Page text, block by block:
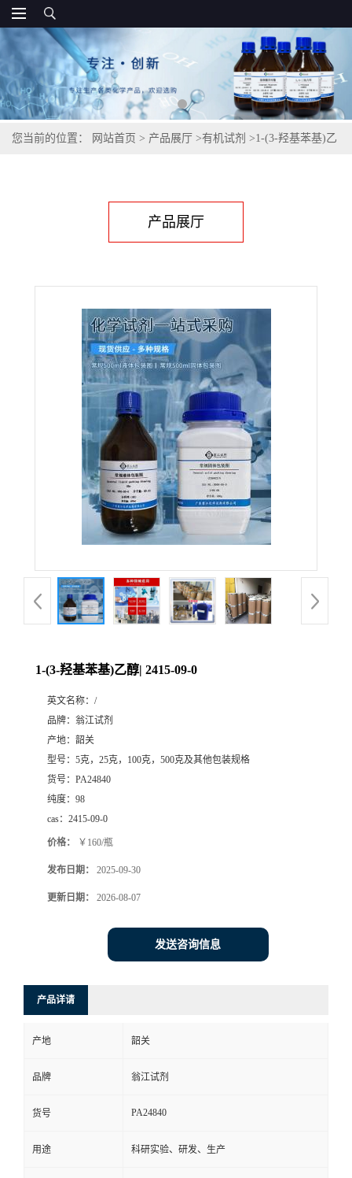
您当前的位置： 网站首页 > 产品展厅 >有机试剂 >1-(3-羟基苯基)乙
产品展厅
1-(3-羟基苯基)乙醇| 2415-09-0
英文名称： /
品牌： 翁江试剂
产地： 韶关
型号： 5克，25克，100克，500克及其他包装规格
货号： PA24840
纯度： 98
cas： 2415-09-0
价格： ￥160/瓶
发布日期： 2025-09-30
更新日期： 2026-08-07
发送咨询信息
产品详请
产地 韶关
品牌 翁江试剂
货号 PA24840
用途 科研实验、研发、生产